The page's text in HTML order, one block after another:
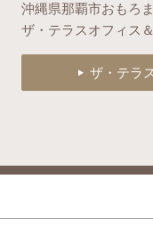
沖縄県那覇市おもろ
ザ・テラスオフィス
ザ・テラ